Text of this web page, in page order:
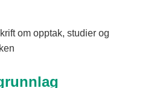
om opptak, studier og